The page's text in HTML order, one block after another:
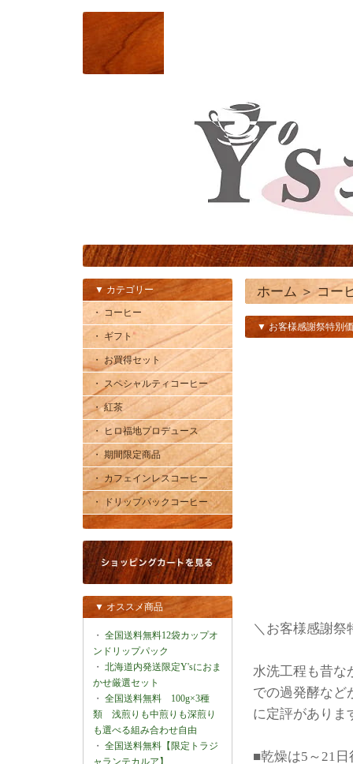
▼ カテゴリー
・ コーヒー
・ ギフト
・ お買得セット
・ スペシャルティコーヒー
・ 紅茶
・ ヒロ福地プロデュース
・ 期間限定商品
・ カフェインレスコーヒー
・ ドリップパックコーヒー
▼ オススメ商品
・ 全国送料無料12袋カップオ
ンドリップパック
・ 北海道内発送限定Y'sにおま
かせ厳選セット
・ 全国送料無料 100g×3種
類 浅煎りも中煎りも深煎り
も選べる組み合わせ自由
・ 全国送料無料【限定トラジ
ャランテカルア】
ホーム ＞ コー
▼ お客様感謝祭特別
＼お客様感謝祭
水洗工程も昔な
での過発酵など
に定評がありま
■乾燥は5～21